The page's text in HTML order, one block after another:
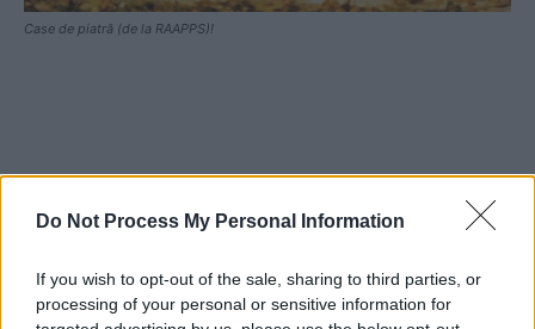
Do Not Process My Personal Information
If you wish to opt-out of the sale, sharing to third parties, or
processing of your personal or sensitive information for
Case de piatră (de la RAAPPS)!
ad